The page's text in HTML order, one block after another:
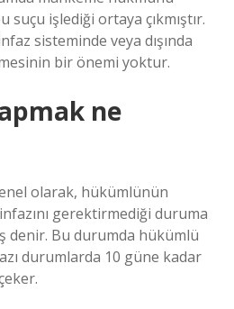
suçu işlediği ortaya çıkmıştır.
sisteminde veya dışında
bir önemi yoktur.
ne
olarak, hükümlünün
gerektirmediği duruma
denir. Bu durumda hükümlü
durumlarda 10 güne kadar